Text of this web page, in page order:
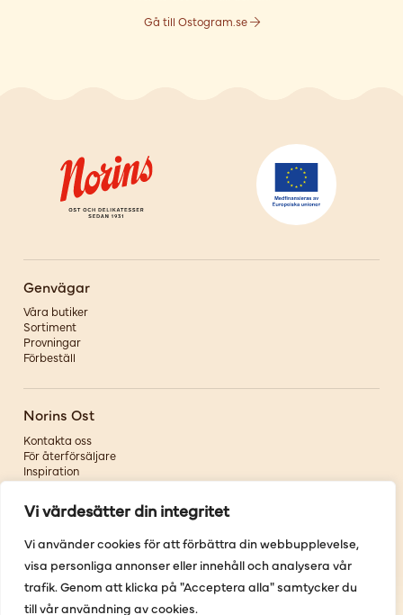
Vi värdesätter din integritet
Vi använder cookies för att förbättra din webbupplevelse,
visa personliga annonser eller innehåll och analysera vår
trafik. Genom att klicka på "Acceptera alla" samtycker du
till vår användning av cookies.
Gå till Ostogram.se
Genvägar
Våra butiker
Sortiment
Provningar
Förbeställ
Norins Ost
Kontakta oss
För återförsäljare
Inspiration
Om oss
Följ oss
Facebook
Instagram